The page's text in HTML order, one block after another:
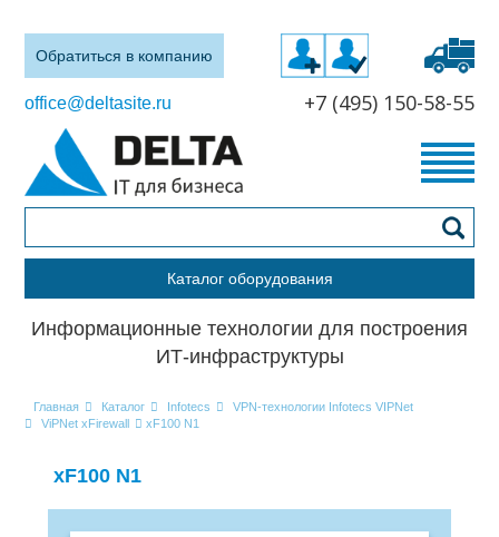
Обратиться в компанию
office@deltasite.ru +7 (495) 150-58-55
Каталог оборудования
Информационные технологии для построения
ИТ-инфраструктуры
Главная Каталог Infotecs
VPN-технологии Infotecs VIPNet
ViPNet xFirewall
xF100 N1
xF100 N1